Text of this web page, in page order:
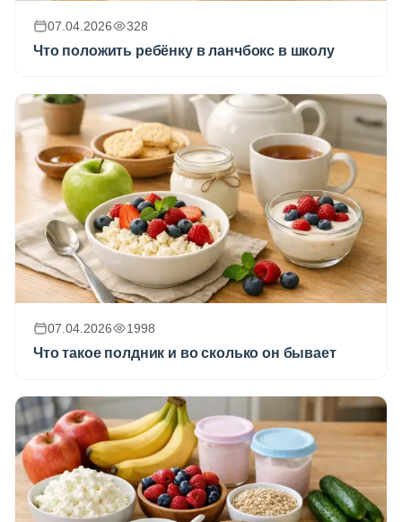
07.04.2026 328
Что положить ребёнку в ланчбокс в школу
07.04.2026 1998
Что такое полдник и во сколько он бывает